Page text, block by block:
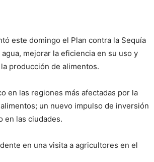
este domingo el Plan contra la Sequía
mejorar la eficiencia en su uso y
producción de alimentos.
en las regiones más afectadas por la
un nuevo impulso de inversión
en las ciudades.
en una visita a agricultores en el